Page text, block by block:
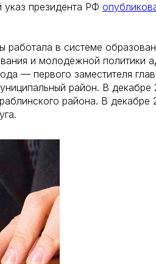
президента РФ
в системе
и молодёжной политики
— первого заместителя
район. В декабре
района. В декабре